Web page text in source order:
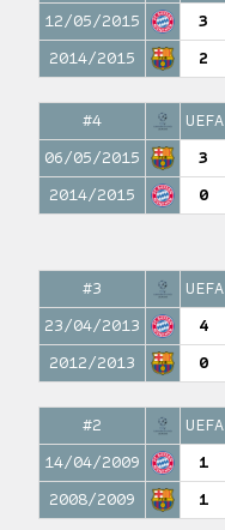
12/05/2015
3
2014/2015 2
#4
06/05/2015
3
2014/2015 0
#3
23/04/2013
4
2012/2013 0
#2
14/04/2009
1
2008/2009 1